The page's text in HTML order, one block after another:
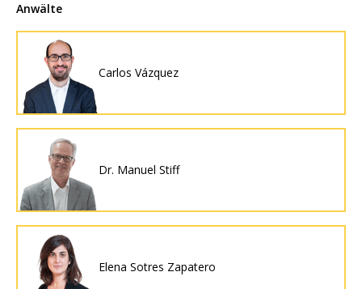
Anwälte
Carlos Vázquez
Dr. Manuel Stiff
Elena Sotres Zapatero